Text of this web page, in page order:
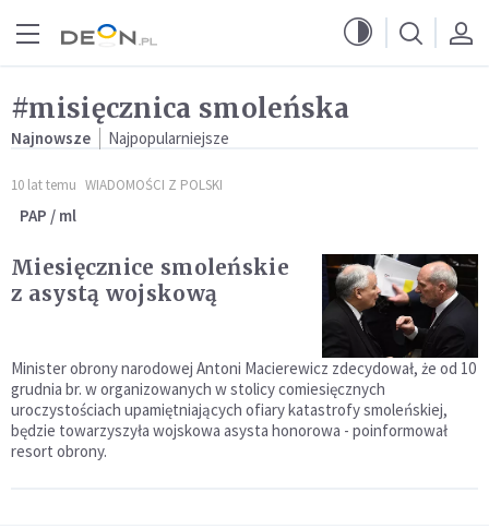
#misięcznica smoleńska
Najnowsze Najpopularniejsze
10 lat temu WIADOMOŚCI Z POLSKI
PAP / ml
Miesięcznice smoleńskie
z asystą wojskową
Minister obrony narodowej Antoni Macierewicz zdecydował, że od 10
grudnia br. w organizowanych w stolicy comiesięcznych
uroczystościach upamiętniających ofiary katastrofy smoleńskiej,
będzie towarzyszyła wojskowa asysta honorowa - poinformował
resort obrony.